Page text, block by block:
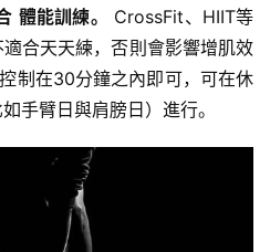
體能訓練。
CrossFit、HIIT等
合天天練，否則會影響增肌效
制在30分鐘之內即可，可在休
手臂日與肩膀日）進行。